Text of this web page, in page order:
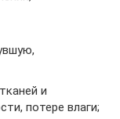
и
потере влаги;